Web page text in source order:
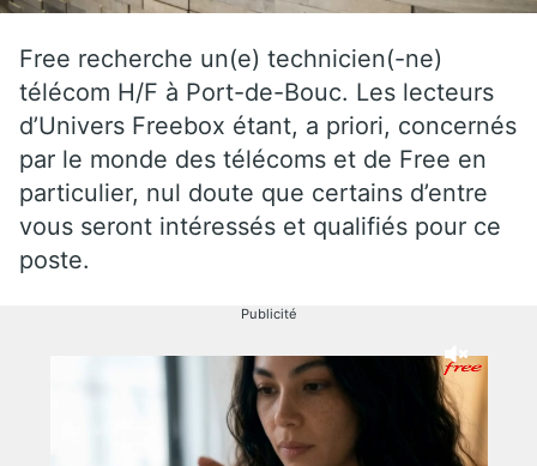
Free recherche un(e) technicien(-ne)
télécom H/F à Port-de-Bouc. Les lecteurs
d’Univers Freebox étant, a priori, concernés
par le monde des télécoms et de Free en
particulier, nul doute que certains d’entre
vous seront intéressés et qualifiés pour ce
poste.
Publicité